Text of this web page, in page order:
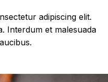
adipiscing elit.
Interdum et malesuada